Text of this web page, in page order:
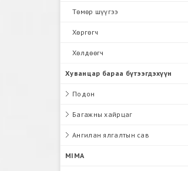
Төмөр шүүгээ
Хөргөгч
Хөлдөөгч
Хуванцар бараа бүтээгдэхүүн
Подон
Багажны хайрцаг
Ангилан ялгалтын сав
MIMA